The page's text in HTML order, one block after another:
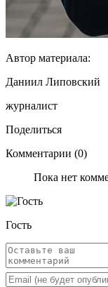
Автор материала:
Даниил Липовский
журналист
Поделиться
Комментарии (0)
Пока нет
Гость